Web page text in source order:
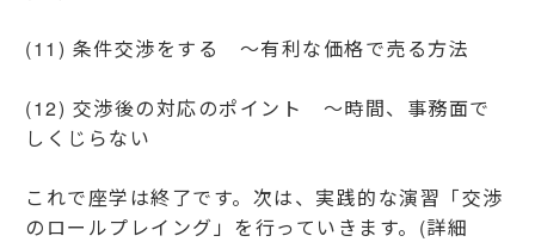
(11) 条件交渉をする ～有利な価格で売る方法
(12) 交渉後の対応のポイント ～時間、事務面で
しくじらない
これで座学は終了です。次は、実践的な演習「交渉
のロールプレイング」を行っていきます。(詳細